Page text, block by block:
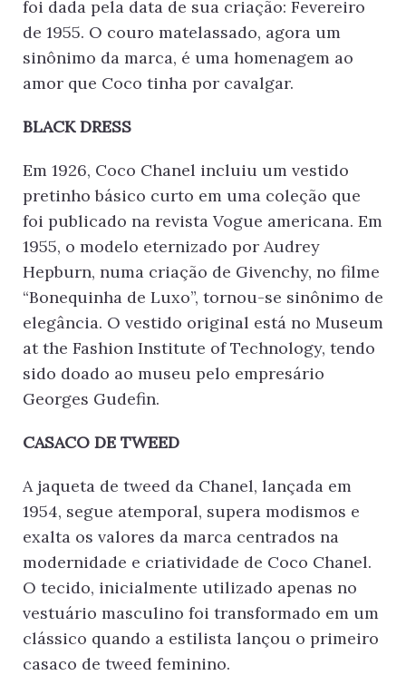
foi dada pela data de sua criação: Fevereiro
de 1955. O couro matelassado, agora um
sinônimo da marca, é uma homenagem ao
amor que Coco tinha por cavalgar.
BLACK DRESS
Em 1926, Coco Chanel incluiu um vestido
pretinho básico curto em uma coleção que
foi publicado na revista Vogue americana. Em
1955, o modelo eternizado por Audrey
Hepburn, numa criação de Givenchy, no filme
“Bonequinha de Luxo”, tornou-se sinônimo de
elegância. O vestido original está no Museum
at the Fashion Institute of Technology, tendo
sido doado ao museu pelo empresário
Georges Gudefin.
CASACO DE TWEED
A jaqueta de tweed da Chanel, lançada em
1954, segue atemporal, supera modismos e
exalta os valores da marca centrados na
modernidade e criatividade de Coco Chanel.
O tecido, inicialmente utilizado apenas no
vestuário masculino foi transformado em um
clássico quando a estilista lançou o primeiro
casaco de tweed feminino.